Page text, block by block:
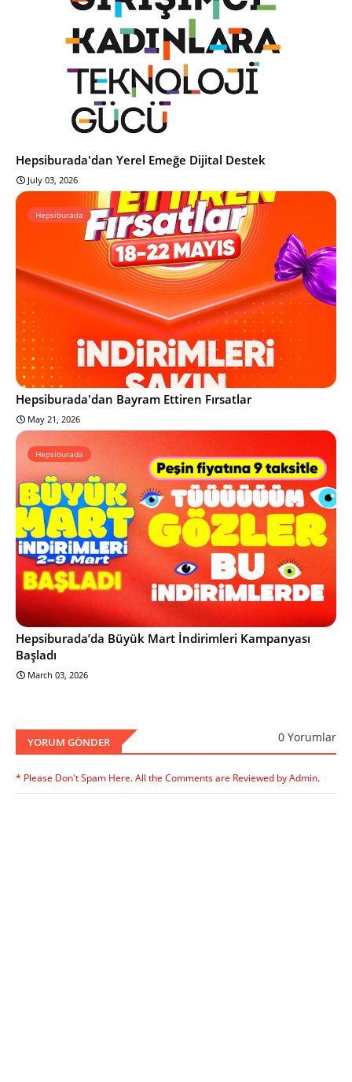
Hepsiburada'dan Yerel Emeğe Dijital Destek
July 03, 2026
Hepsiburada
Hepsiburada'dan Bayram Ettiren Fırsatlar
May 21, 2026
Hepsiburada
Hepsiburada’da Büyük Mart İndirimleri Kampanyası
Başladı
March 03, 2026
YORUM GÖNDER 0 Yorumlar
* Please Don't Spam Here. All the Comments are Reviewed by Admin.